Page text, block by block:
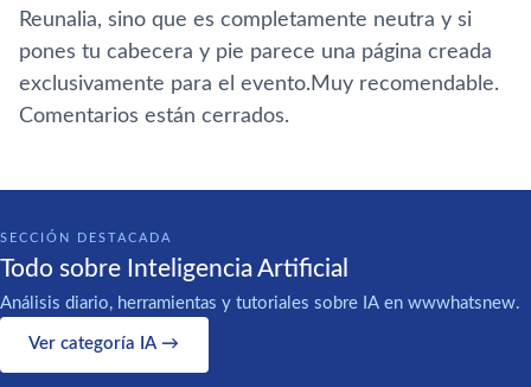
Reunalia, sino que es completamente neutra y si
pones tu cabecera y pie parece una página creada
exclusivamente para el evento.Muy recomendable.
Comentarios están cerrados.
SECCIÓN DESTACADA
Todo sobre Inteligencia Artificial
Análisis diario, herramientas y tutoriales sobre IA en wwwhatsnew.
Ver categoría IA →